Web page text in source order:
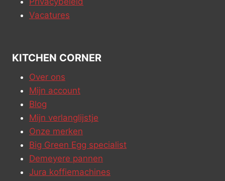
Vacatures
KITCHEN CORNER
Over ons
Mijn account
Blog
Mijn verlanglijstje
Onze merken
Big Green Egg specialist
Demeyere pannen
Jura koffiemachines